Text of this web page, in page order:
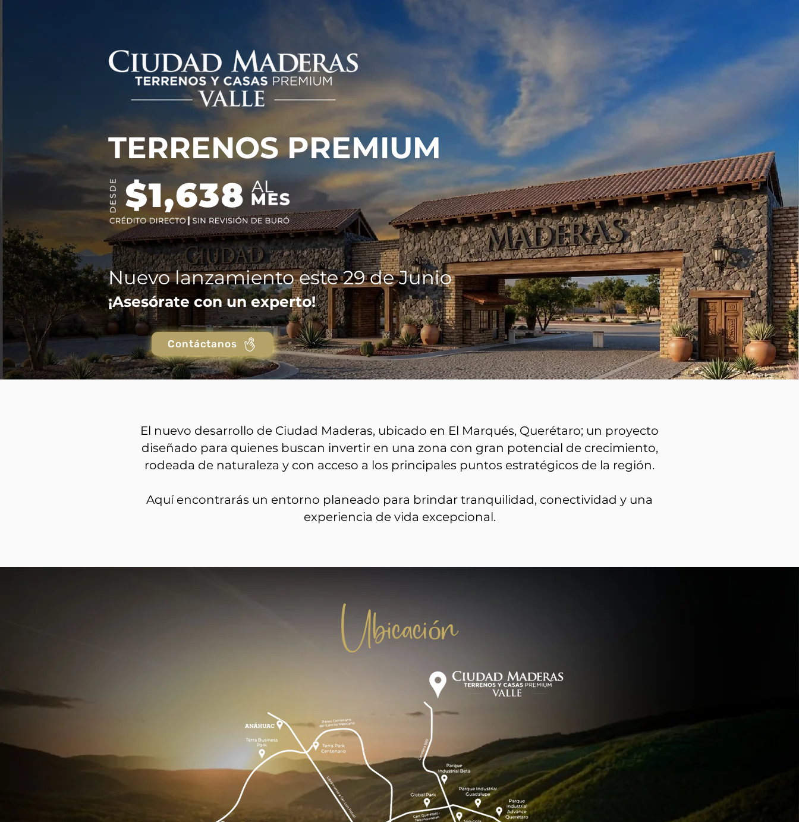
TERRENOS PREMIUM
Nuevo lanzamiento este 29 de Junio
¡Asesórate con un experto!
Contáctanos
El nuevo desarrollo de Ciudad Maderas, ubicado en El Marqués, Querétaro; un proyecto
diseñado para quienes buscan invertir en una zona con gran potencial de crecimiento,
rodeada de naturaleza y con acceso a los principales puntos estratégicos de la región.
Aquí encontrarás un entorno planeado para brindar tranquilidad, conectividad y una
experiencia de vida excepcional.
Ubicación